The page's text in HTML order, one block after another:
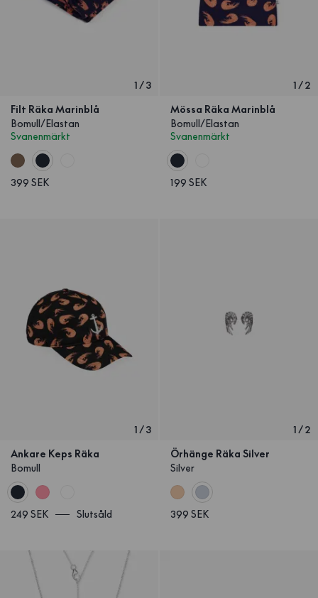
1/3
Filt Räka Marinblå
Bomull/Elastan
Svanenmärkt
399 SEK
1/2
Mössa Räka Marinblå
Bomull/Elastan
Svanenmärkt
199 SEK
1/3
Ankare Keps Räka
Bomull
249 SEK Slutsåld
1/2
Örhänge Räka Silver
Silver
399 SEK